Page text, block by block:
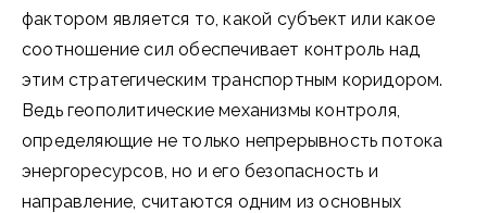
фактором является то, какой субъект или какое
соотношение сил обеспечивает контроль над
этим стратегическим транспортным коридором.
Ведь геополитические механизмы контроля,
определяющие не только непрерывность потока
энергоресурсов, но и его безопасность и
направление, считаются одним из основных